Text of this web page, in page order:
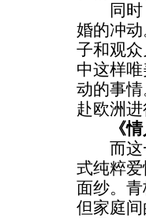
同时，
婚的冲
子和观
中这样
动的事
赴欧洲进
《情
而这一
式纯粹
面纱。
但家庭